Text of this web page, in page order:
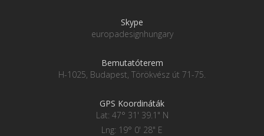
Skype
europadesignhungary
Bemutatóterem
H-1025, Budapest, Törökvész út 71-75.
GPS Koordináták
Lat: 47° 31' 39.1" N
Lng: 19° 0' 28" E